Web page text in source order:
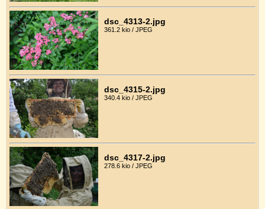
dsc_4313-2.jpg
361.2 kio / JPEG
dsc_4315-2.jpg
340.4 kio / JPEG
dsc_4317-2.jpg
278.6 kio / JPEG